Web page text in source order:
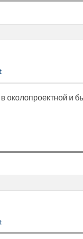
околопроектной и